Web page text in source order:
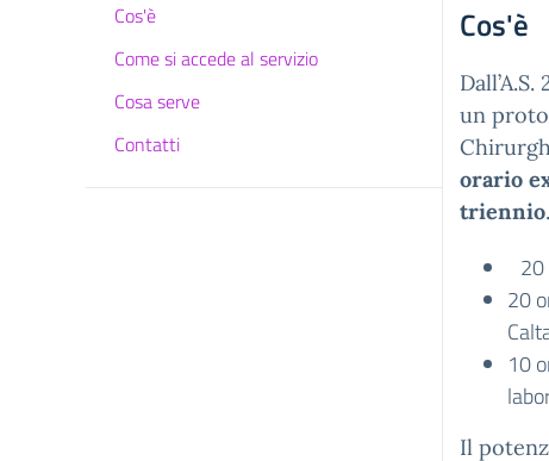
Cos'è
Come si accede al servizio
Cosa serve
Contatti
Cos'è
un
orario
triennio
20
10
Il